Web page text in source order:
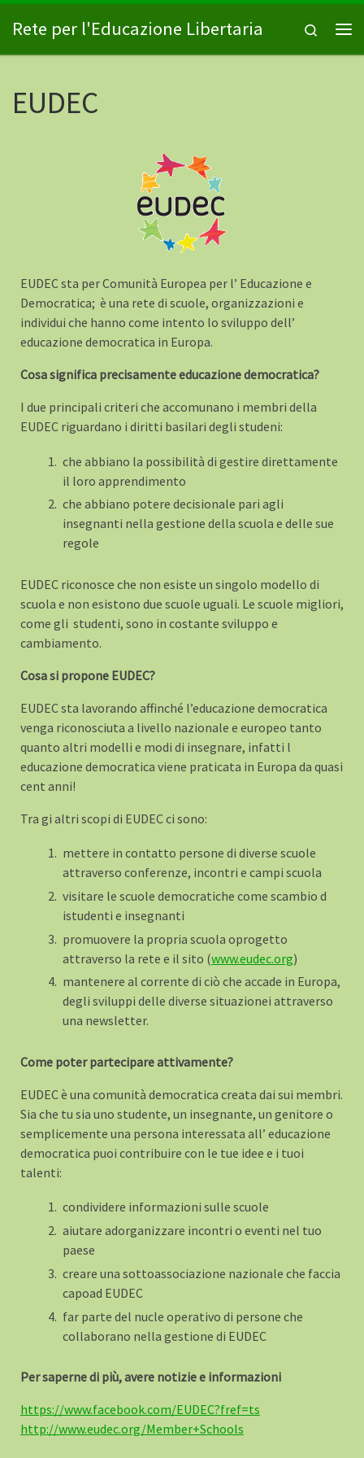
Passa al contenuto
Rete per l'Educazione Libertaria
Search
EUDEC
EUDEC sta per Comunità Europea per l’ Educazione e
Democratica; è una rete di scuole, organizzazioni e
individui che hanno come intento lo sviluppo dell’
educazione democratica in Europa.
Cosa significa precisamente educazione democratica?
I due principali criteri che accomunano i membri della
EUDEC riguardano i diritti basilari degli studeni:
che abbiano la possibilità di gestire direttamente
il loro apprendimento
che abbiano potere decisionale pari agli
insegnanti nella gestione della scuola e delle sue
regole
EUDEC riconosce che non esiste un singolo modello di
scuola e non esistono due scuole uguali. Le scuole migliori,
come gli studenti, sono in costante sviluppo e
cambiamento.
Cosa si propone EUDEC?
EUDEC sta lavorando affinché l’educazione democratica
venga riconosciuta a livello nazionale e europeo tanto
quanto altri modelli e modi di insegnare, infatti l
educazione democratica viene praticata in Europa da quasi
cent anni!
Tra gi altri scopi di EUDEC ci sono:
mettere in contatto persone di diverse scuole
attraverso conferenze, incontri e campi scuola
visitare le scuole democratiche come scambio d
istudenti e insegnanti
promuovere la propria scuola oprogetto
attraverso la rete e il sito (www.eudec.org)
mantenere al corrente di ciò che accade in Europa,
degli sviluppi delle diverse situazionei attraverso
una newsletter.
Come poter partecipare attivamente?
EUDEC è una comunità democratica creata dai sui membri.
Sia che tu sia uno studente, un insegnante, un genitore o
semplicemente una persona interessata all’ educazione
democratica puoi contribuire con le tue idee e i tuoi
talenti:
condividere informazioni sulle scuole
aiutare adorganizzare incontri o eventi nel tuo
paese
creare una sottoassociazione nazionale che faccia
capoad EUDEC
far parte del nucle operativo di persone che
collaborano nella gestione di EUDEC
Per saperne di più, avere notizie e informazioni
https://www.facebook.com/EUDEC?fref=ts
http://www.eudec.org/Member+Schools